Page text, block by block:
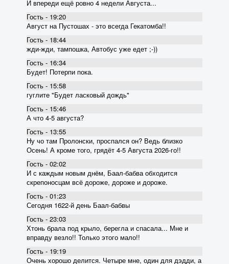
И впереди ещё ровно 4 недели Августа...
Гость - 19:20
Август на Пустошах - это всегда Гекатомба!!
Гость - 18:44
жди-жди, тампошка, Автобус уже едет ;-))
Гость - 16:34
Будет! Потерпи пока.
Гость - 15:58
гуглите "Будет ласковый дождь"
Гость - 15:46
А что 4-5 августа?
Гость - 13:55
Ну чо там Пролонски, проспался он? Ведь близко
Осень! А кроме того, грядёт 4-5 Августа 2026-го!!
Гость - 02:02
И с каждым новым днём, Баал-бабва обходится
скрепоносцам всё дороже, дороже и дороже.
Гость - 01:23
Сегодня 1622-й день Баал-бабвы
Гость - 23:03
Хтонь брала под крыло, берегла и спасала... Мне и
вправду везло!! Только этого мало!!
Гость - 19:19
Очень хорошо делится. Четыре мне, один для дэдди, а